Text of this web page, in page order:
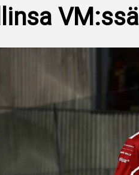
VM:ssä